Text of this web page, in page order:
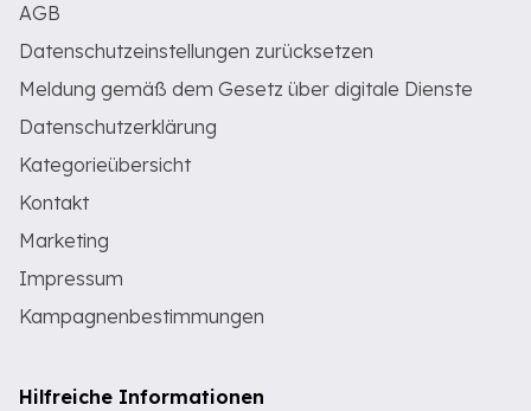
AGB
Datenschutzeinstellungen zurücksetzen
Meldung gemäß dem Gesetz über digitale Dienste
Datenschutzerklärung
Kategorieübersicht
Kontakt
Marketing
Impressum
Kampagnenbestimmungen
Hilfreiche Informationen